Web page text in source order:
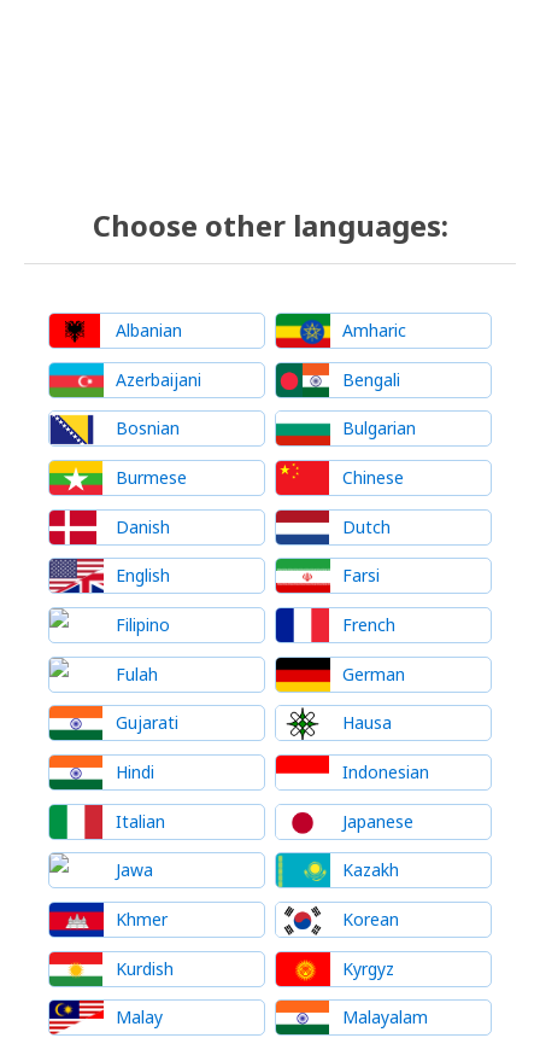
Choose other languages:
Albanian Amharic
Azerbaijani Bengali
Bosnian Bulgarian
Burmese Chinese
Danish Dutch
English Farsi
Filipino French
Fulah German
Gujarati Hausa
Hindi Indonesian
Italian Japanese
Jawa Kazakh
Khmer Korean
Kurdish Kyrgyz
Malay Malayalam